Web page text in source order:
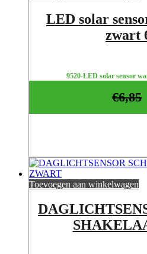
LED solar
zwart
9520-LED solar sensor
€6,85
Toevoegen aan winkelwagen